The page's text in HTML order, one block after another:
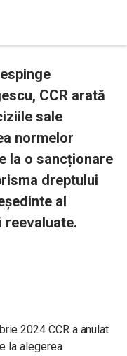
CCR arată
sale
normelor
la o sancționare
dreptului
al
reevaluate.
2024 CCR a anulat
la alegerea